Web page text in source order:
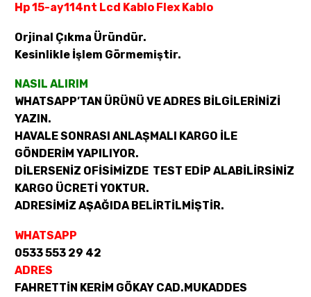
Hp 15-ay114nt Lcd Kablo Flex Kablo
Orjinal Çıkma Üründür.
Kesinlikle İşlem Görmemiştir.
NASIL ALIRIM
WHATSAPP’TAN ÜRÜNÜ VE ADRES BİLGİLERİNİZİ
YAZIN.
HAVALE SONRASI ANLAŞMALI KARGO İLE
GÖNDERİM YAPILIYOR.
DİLERSENİZ OFİSİMİZDE TEST EDİP ALABİLİRSİNİZ
KARGO ÜCRETİ YOKTUR.
ADRESİMİZ AŞAĞIDA BELİRTİLMİŞTİR.
WHATSAPP
0533 553 29 42
ADRES
FAHRETTİN KERİM GÖKAY CAD.MUKADDES